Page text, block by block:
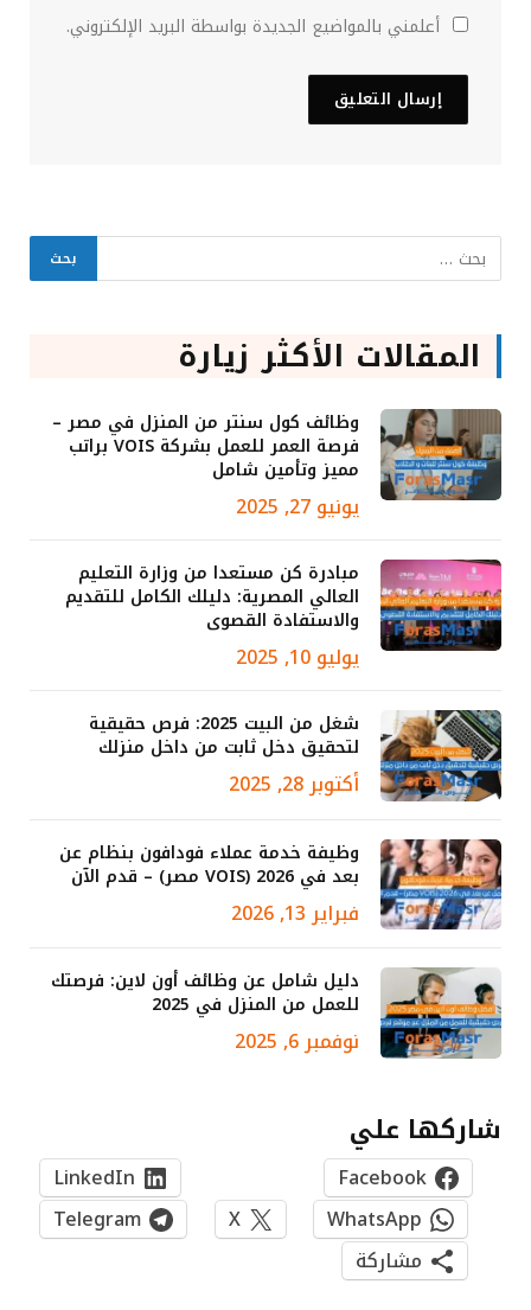
أعلمني بالمواضيع الجديدة بواسطة البريد الإلكتروني.
المقالات الأكثر زيارة
وظائف كول سنتر من المنزل في مصر –
فرصة العمر للعمل بشركة VOIS براتب
مميز وتأمين شامل
يونيو 27, 2025
مبادرة كن مستعدا من وزارة التعليم
العالي المصرية: دليلك الكامل للتقديم
والاستفادة القصوى
يوليو 10, 2025
شغل من البيت 2025: فرص حقيقية
لتحقيق دخل ثابت من داخل منزلك
أكتوبر 28, 2025
وظيفة خدمة عملاء فودافون بنظام عن
بعد في 2026 (VOIS مصر) – قدم الآن
فبراير 13, 2026
دليل شامل عن وظائف أون لاين: فرصتك
للعمل من المنزل في 2025
نوفمبر 6, 2025
شاركها علي
Facebook
LinkedIn
WhatsApp
X
Telegram
مشاركة